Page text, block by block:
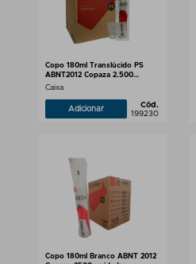
Copo 180ml Translúcido PS
ABNT2012 Copaza 2.500
unidades
Caixa
Adicionar
Cód.
199230
Copo 180ml Branco ABNT 2012